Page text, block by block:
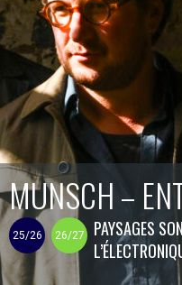
MUNSCH –
25/26 26/27
PAYSAGES